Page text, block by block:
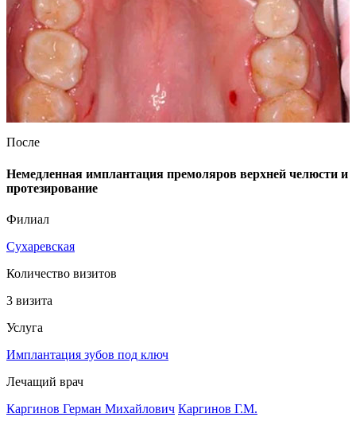
После
Немедленная имплантация премоляров верхней челюсти и
протезирование
Филиал
Сухаревская
Количество визитов
3 визита
Услуга
Имплантация зубов под ключ
Лечащий врач
Каргинов Герман Михайлович Каргинов Г.М.